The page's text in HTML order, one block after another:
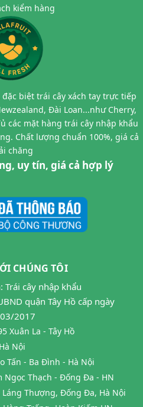
kiểm hàng
biệt trái cây xách tay trực tiếp
Đài Loan...như Cherry,
các mặt hàng trái cây nhập khẩu
Chất lượng chuẩn 100%, giá cả
chăng
uy tín, giá cả hợp lý
CHÚNG TÔI
Trái cây nhập khẩu
quận Tây Hồ cấp ngày
2017
Xuân La - Tây Hồ
Nội
Tấn - Ba Đình - Hà Nội
Ngọc Thạch - Đống Đa - HN
Láng Thượng, Đống Đa, Hà Nội